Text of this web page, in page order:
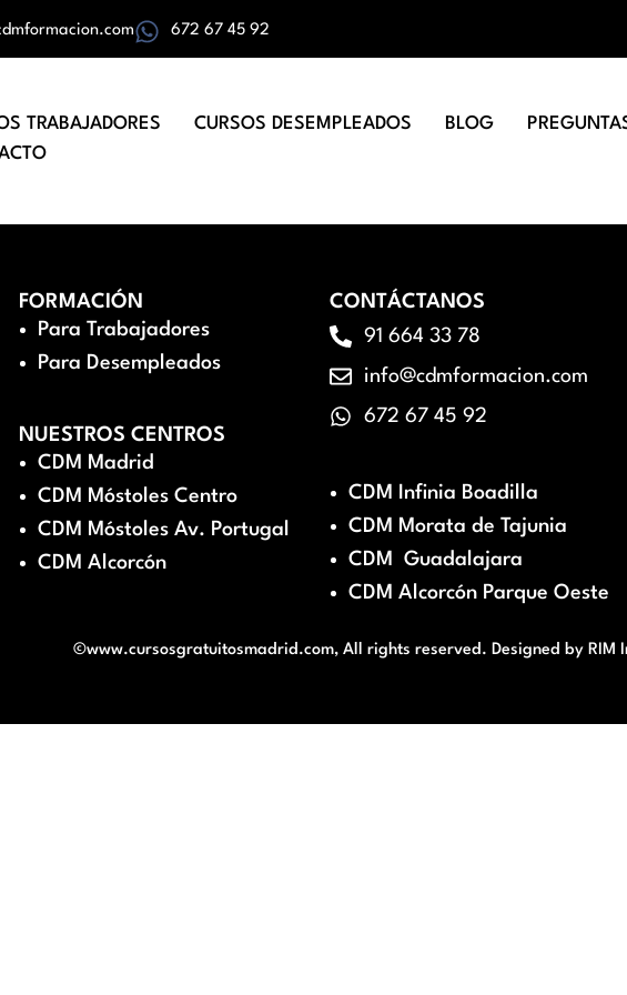
672 67 45 92
TRABAJADORES CURSOS DESEMPLEADOS BLOG
FORMACIÓN
Para Trabajadores
Para Desempleados
NUESTROS CENTROS
CDM Madrid
CDM Móstoles Centro
CDM Móstoles Av. Portugal
CDM Alcorcón
CONTÁCTANOS
91 664 33 78
info@cdmformacion.com
672 67 45 92
CDM Infinia Boadilla
CDM Morata de Tajunia
CDM Guadalajara
CDM Alcorcón Parque Oeste
©www.cursosgratuitosmadrid.com, All rights reserved. Designed by RIM